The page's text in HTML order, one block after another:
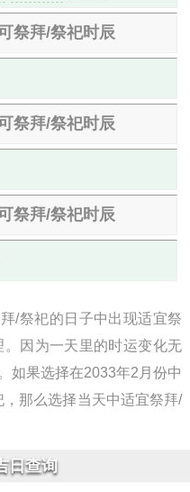
祭拜/祭祀时辰
祭拜/祭祀时辰
祭拜/祭祀时辰
/祭祀的日子中出现适宜祭
因为一天里的时运变化无
如果选择在2033年2月份中
那么选择当天中适宜祭拜/
日查询